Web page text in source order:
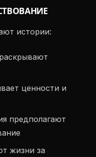
истории:
ценности и
предполагают
жизни за